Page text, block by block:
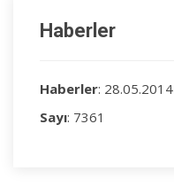
Haberler
Haberler: 28.05.2014
Sayı: 7361